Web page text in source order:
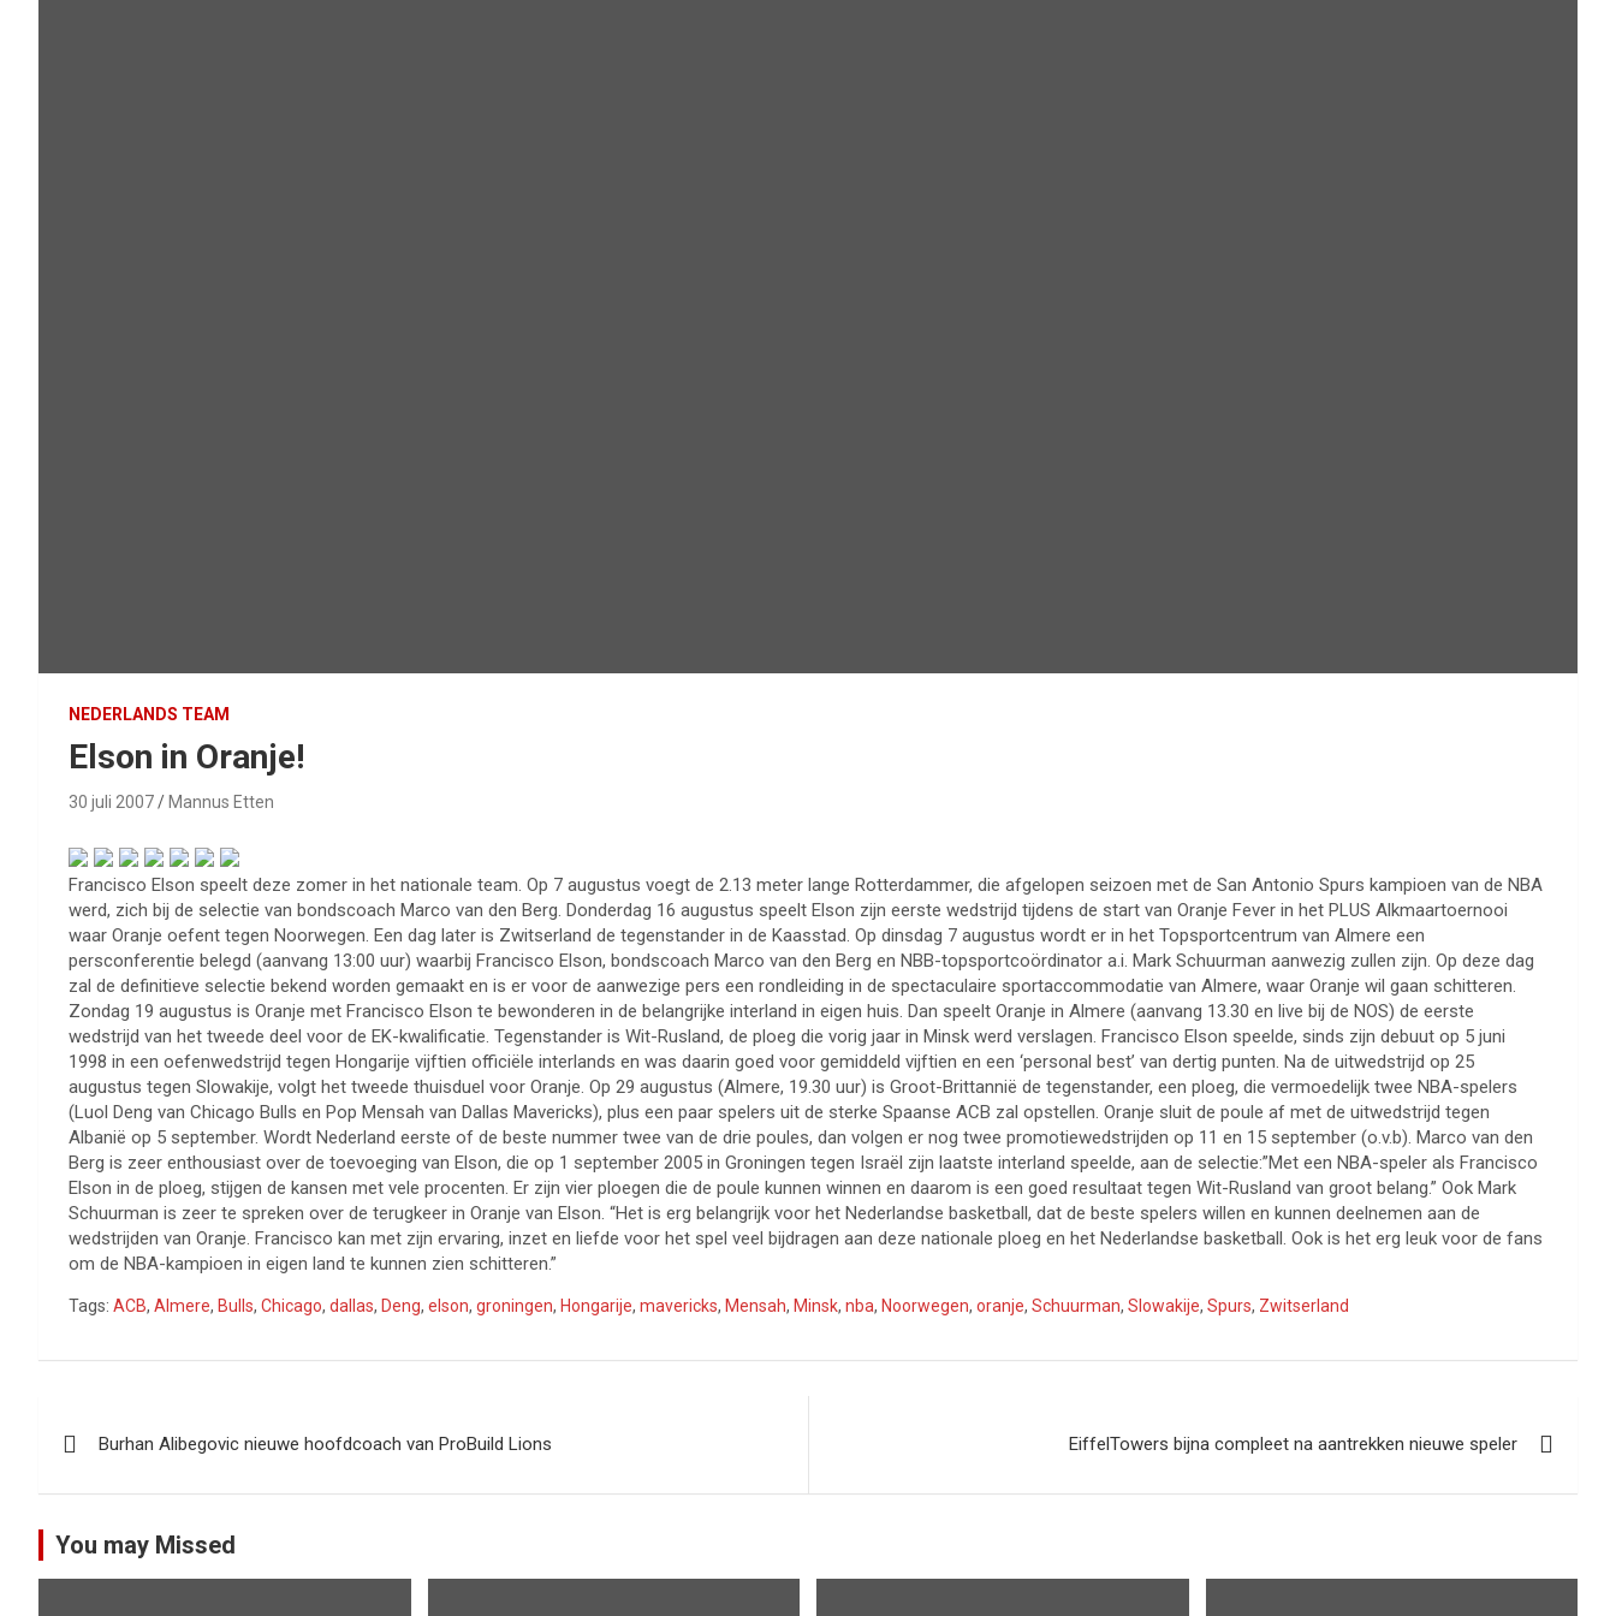
NEDERLANDS TEAM
Elson in Oranje!
30 juli 2007 Mannus Etten
Francisco Elson speelt deze zomer in het nationale team. Op 7 augustus voegt de 2.13 meter lange Rotterdammer, die afgelopen seizoen met de San Antonio Spurs kampioen van de NBA
werd, zich bij de selectie van bondscoach Marco van den Berg. Donderdag 16 augustus speelt Elson zijn eerste wedstrijd tijdens de start van Oranje Fever in het PLUS Alkmaartoernooi
waar Oranje oefent tegen Noorwegen. Een dag later is Zwitserland de tegenstander in de Kaasstad. Op dinsdag 7 augustus wordt er in het Topsportcentrum van Almere een
persconferentie belegd (aanvang 13:00 uur) waarbij Francisco Elson, bondscoach Marco van den Berg en NBB-topsportcoördinator a.i. Mark Schuurman aanwezig zullen zijn. Op deze dag
zal de definitieve selectie bekend worden gemaakt en is er voor de aanwezige pers een rondleiding in de spectaculaire sportaccommodatie van Almere, waar Oranje wil gaan schitteren.
Zondag 19 augustus is Oranje met Francisco Elson te bewonderen in de belangrijke interland in eigen huis. Dan speelt Oranje in Almere (aanvang 13.30 en live bij de NOS) de eerste
wedstrijd van het tweede deel voor de EK-kwalificatie. Tegenstander is Wit-Rusland, de ploeg die vorig jaar in Minsk werd verslagen. Francisco Elson speelde, sinds zijn debuut op 5 juni
1998 in een oefenwedstrijd tegen Hongarije vijftien officiële interlands en was daarin goed voor gemiddeld vijftien en een ‘personal best’ van dertig punten. Na de uitwedstrijd op 25
augustus tegen Slowakije, volgt het tweede thuisduel voor Oranje. Op 29 augustus (Almere, 19.30 uur) is Groot-Brittannië de tegenstander, een ploeg, die vermoedelijk twee NBA-spelers
(Luol Deng van Chicago Bulls en Pop Mensah van Dallas Mavericks), plus een paar spelers uit de sterke Spaanse ACB zal opstellen. Oranje sluit de poule af met de uitwedstrijd tegen
Albanië op 5 september. Wordt Nederland eerste of de beste nummer twee van de drie poules, dan volgen er nog twee promotiewedstrijden op 11 en 15 september (o.v.b). Marco van den
Berg is zeer enthousiast over de toevoeging van Elson, die op 1 september 2005 in Groningen tegen Israël zijn laatste interland speelde, aan de selectie:”Met een NBA-speler als Francisco
Elson in de ploeg, stijgen de kansen met vele procenten. Er zijn vier ploegen die de poule kunnen winnen en daarom is een goed resultaat tegen Wit-Rusland van groot belang.” Ook Mark
Schuurman is zeer te spreken over de terugkeer in Oranje van Elson. “Het is erg belangrijk voor het Nederlandse basketball, dat de beste spelers willen en kunnen deelnemen aan de
wedstrijden van Oranje. Francisco kan met zijn ervaring, inzet en liefde voor het spel veel bijdragen aan deze nationale ploeg en het Nederlandse basketball. Ook is het erg leuk voor de fans
om de NBA-kampioen in eigen land te kunnen zien schitteren.”
Tags: ACB, Almere, Bulls, Chicago, dallas, Deng, elson, groningen, Hongarije, mavericks, Mensah, Minsk, nba, Noorwegen, oranje, Schuurman, Slowakije, Spurs, Zwitserland
navigatie
Burhan Alibegovic nieuwe hoofdcoach van ProBuild Lions EiffelTowers bijna compleet na aantrekken nieuwe speler
You may Missed